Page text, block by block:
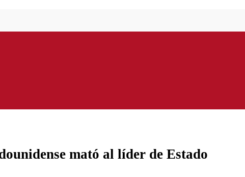
mató al líder de Estado